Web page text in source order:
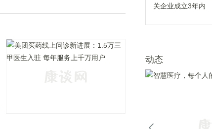
关企业成立3年内
动态